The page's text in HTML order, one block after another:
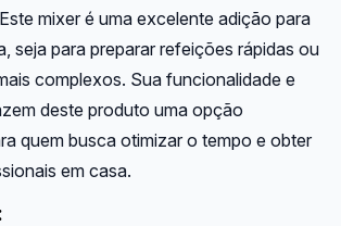
mixer é uma excelente adição para
seja para preparar refeições rápidas ou
complexos. Sua funcionalidade e
deste produto uma opção
quem busca otimizar o tempo e obter
em casa.